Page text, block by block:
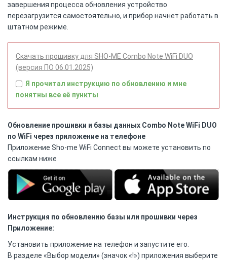
завершения процесса обновления устройство
перезагрузится самостоятельно, и прибор начнет работать в
штатном режиме.
Скачать прошивку для SHO-ME Combo Note WiFi DUO
(версия ПО 06.01.2025)
Я прочитал инструкцию по обновлению и мне
понятны все её пункты
Обновление прошивки и базы данных Combo Note WiFi DUO
по WiFi через приложение на телефоне
Приложение Sho-me WiFi Connect вы можете установить по
ссылкам ниже
Инструкция по обновлению базы или прошивки через
Приложение:
Установить приложение на телефон и запустите его.
В разделе «Выбор модели» (значок «!») приложения выберите